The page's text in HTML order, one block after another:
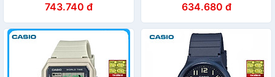
743.740 đ 634.680 đ